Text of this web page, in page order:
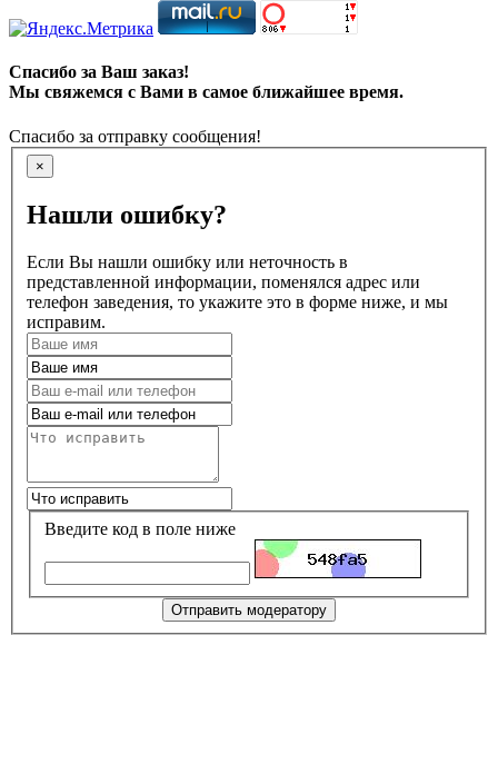
Спасибо за Ваш заказ!
Мы свяжемся с Вами в самое ближайшее время.
Спасибо за отправку сообщения!
×
Нашли ошибку?
Если Вы нашли ошибку или неточность в
представленной информации, поменялся адрес или
телефон заведения, то укажите это в форме ниже, и мы
исправим.
Введите код в поле ниже
Отправить модератору